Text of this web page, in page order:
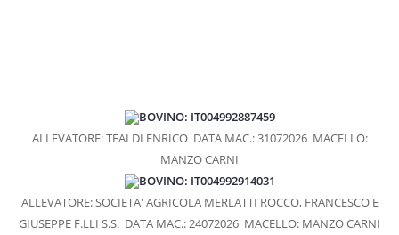
MANZO AFFUMICATO
GIRELLO COTTO
CARPACCIO DI BRESAOLA
WURSTEL DI FASSONE
BOVINO: IT004992887459
ALLEVATORE: TEALDI ENRICODATA MAC.: 31072026MACELLO:
MANZO CARNI
BOVINO: IT004992914031
ALLEVATORE: SOCIETA' AGRICOLA MERLATTI ROCCO, FRANCESCO E
GIUSEPPE F.LLI S.S. DATA MAC.: 24072026 MACELLO: MANZO CARNI